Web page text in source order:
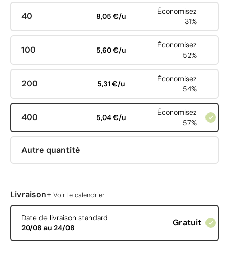
40 8,05 €/u
Économisez
31%
100 5,60 €/u
Économisez
52%
200 5,31 €/u
Économisez
54%
400 5,04 €/u
Économisez
57%
Autre quantité
Livraison+ Voir le calendrier
Date de livraison standard
20/08 au 24/08
Gratuit